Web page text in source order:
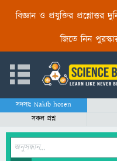
বিজ্ঞান ও প্রযুক্তির প্রশ্নোত্তর
জিতে নিন
সদস্যঃ Nakib hosen
সকল প্রশ্ন